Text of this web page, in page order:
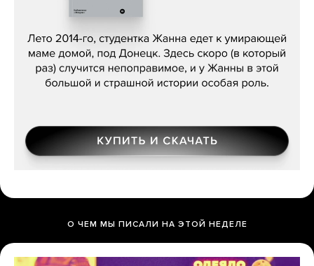
Сергей Лебедев, «Белая дама»
О ЧЕМ МЫ ПИСАЛИ НА ЭТОЙ НЕДЕЛЕ